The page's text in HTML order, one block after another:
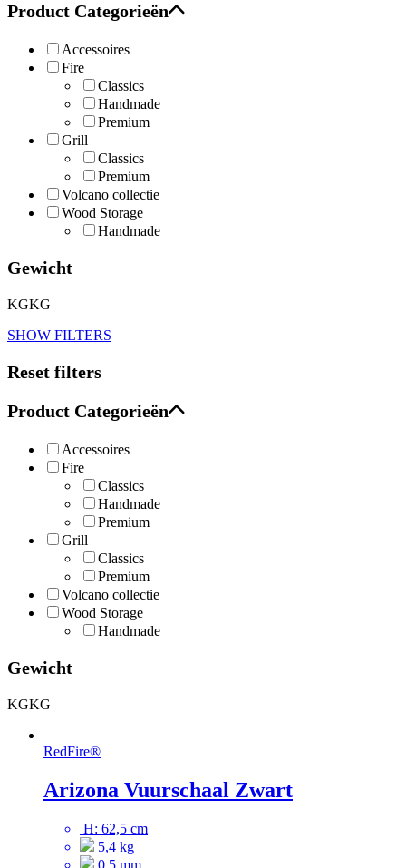
Product Categorieën
Accessoires
Fire
Classics
Handmade
Premium
Grill
Classics
Premium
Volcano collectie
Wood Storage
Handmade
Gewicht
KGKG
SHOW FILTERS
Reset filters
Product Categorieën
Accessoires
Fire
Classics
Handmade
Premium
Grill
Classics
Premium
Volcano collectie
Wood Storage
Handmade
Gewicht
KGKG
RedFire®
Arizona Vuurschaal Zwart
H: 62,5 cm
5,4 kg
0.5 mm